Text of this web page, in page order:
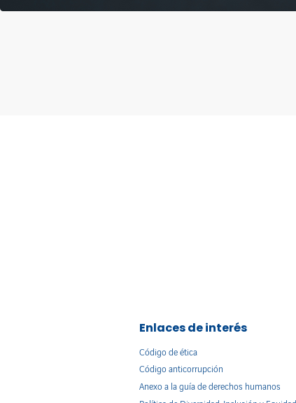
Enlaces de interés
Código de ética
Código anticorrupción
Anexo a la guía de derechos humanos